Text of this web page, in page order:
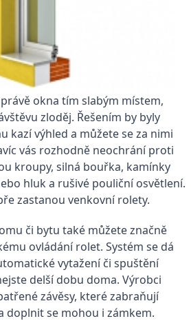
okna tím slabým místem,
zloděj. Řešením by byly
kazí výhled a můžete se za nimi
vás rozhodně neochrání proti
kroupy, silná bouřka, kamínky
hluk a rušivé pouliční osvětlení.
zastanou venkovní rolety.
či bytu také můžete značně
ovládání rolet. Systém se dá
vytažení či spuštění
delší dobu doma. Výrobci
závěsy, které zabraňují
doplnit se mohou i zámkem.